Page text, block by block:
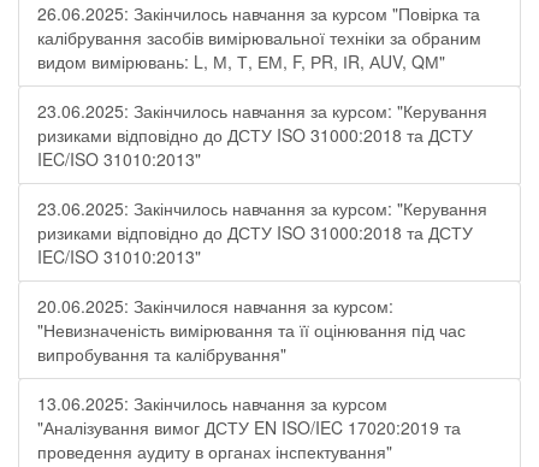
26.06.2025: Закінчилось навчання за курсом "Повірка та
калібрування засобів вимірювальної техніки за обраним
видом вимірювань: L, М, Т, ЕМ, F, РR, ІR, АUV, QМ"
23.06.2025: Закінчилось навчання за курсом: "Керування
ризиками відповідно до ДСТУ ISO 31000:2018 та ДСТУ
IEC/ISO 31010:2013"
23.06.2025: Закінчилось навчання за курсом: "Керування
ризиками відповідно до ДСТУ ISO 31000:2018 та ДСТУ
IEC/ISO 31010:2013"
20.06.2025: Закінчилося навчання за курсом:
"Невизначеність вимірювання та її оцінювання під час
випробування та калібрування"
13.06.2025: Закінчилось навчання за курсом
"Аналізування вимог ДСТУ EN ISO/IEC 17020:2019 та
проведення аудиту в органах інспектування"